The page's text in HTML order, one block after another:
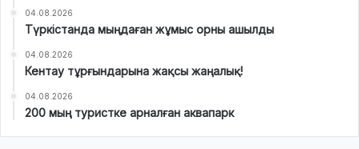
04.08.2026
Түркістанда мыңдаған жұмыс орны ашылды
04.08.2026
Кентау тұрғындарына жақсы жаңалық!
04.08.2026
200 мың туристке арналған аквапарк